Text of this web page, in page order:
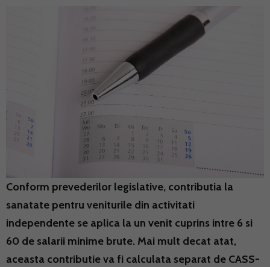
Conform prevederilor legislative, contributia la
sanatate pentru veniturile din activitati
independente se aplica la un venit cuprins intre 6 si
60 de salarii minime brute. Mai mult decat atat,
aceasta contributie va fi calculata separat de CASS-